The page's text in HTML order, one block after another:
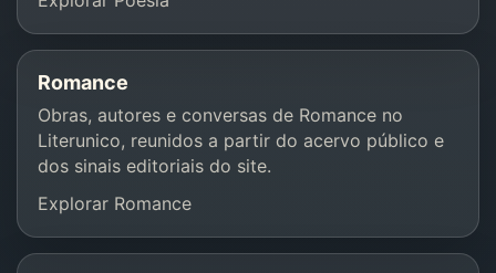
Romance
Obras, autores e conversas de Romance no
Literunico, reunidos a partir do acervo público e
dos sinais editoriais do site.
Explorar Romance